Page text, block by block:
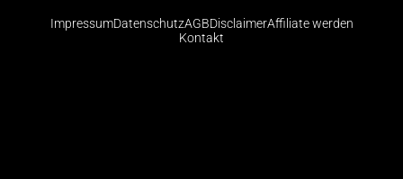
ImpressumDatenschutzAGBDisclaimerAffiliate werden
Kontakt